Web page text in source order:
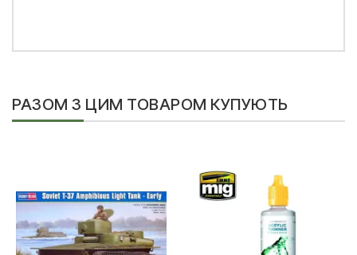
РАЗОМ З ЦИМ ТОВАРОМ КУПУЮТЬ